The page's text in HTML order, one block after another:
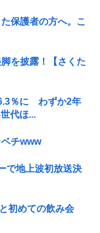
保護者の方へ。こ
を披露！【さくた
％に わずか2年
代ほ...
ベチwww
で地上波初放送決
初めての飲み会